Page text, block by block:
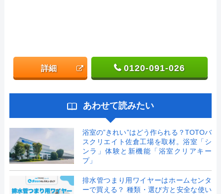
詳細 0120-091-026
あわせて読みたい
浴室の”きれい”はどう作られる？TOTOバ
スクリエイト佐倉工場を取材。浴室「シ
ンラ」体験と新機能「浴室クリアキー
プ」
排水管つまり用ワイヤーはホームセンタ
ーで買える？ 種類・選び方と安全な使い